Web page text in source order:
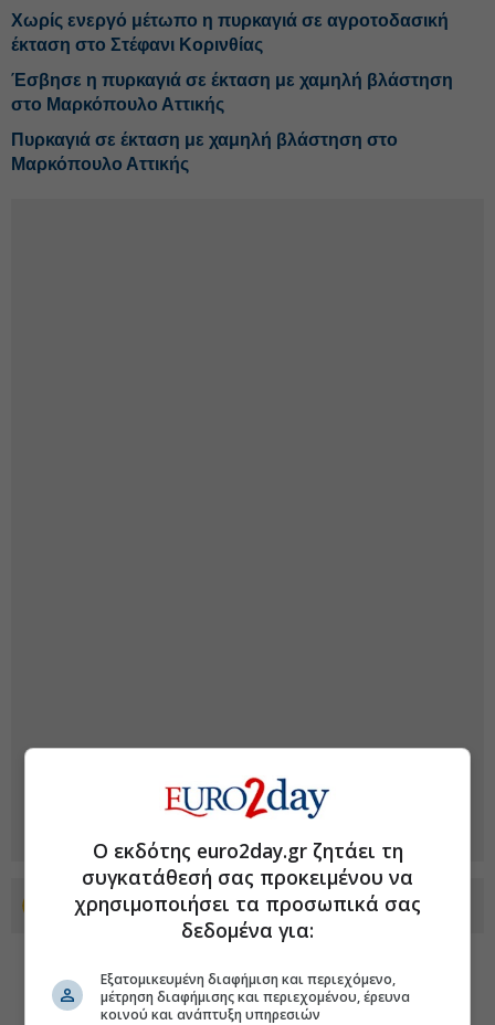
Χωρίς ενεργό μέτωπο η πυρκαγιά σε αγροτοδασική
έκταση στο Στέφανι Κορινθίας
Έσβησε η πυρκαγιά σε έκταση με χαμηλή βλάστηση
στο Μαρκόπουλο Αττικής
Πυρκαγιά σε έκταση με χαμηλή βλάστηση στο
Μαρκόπουλο Αττικής
Προσθέστε το euro2day.gr στο Discover
Ο εκδότης euro2day.gr ζητάει τη
συγκατάθεσή σας προκειμένου να
χρησιμοποιήσει τα προσωπικά σας
δεδομένα για:
Εξατομικευμένη διαφήμιση και περιεχόμενο,
μέτρηση διαφήμισης και περιεχομένου, έρευνα
κοινού και ανάπτυξη υπηρεσιών